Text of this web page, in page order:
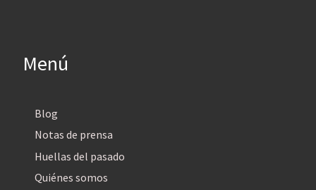
Menú
Blog
Notas de prensa
Huellas del pasado
Quiénes somos